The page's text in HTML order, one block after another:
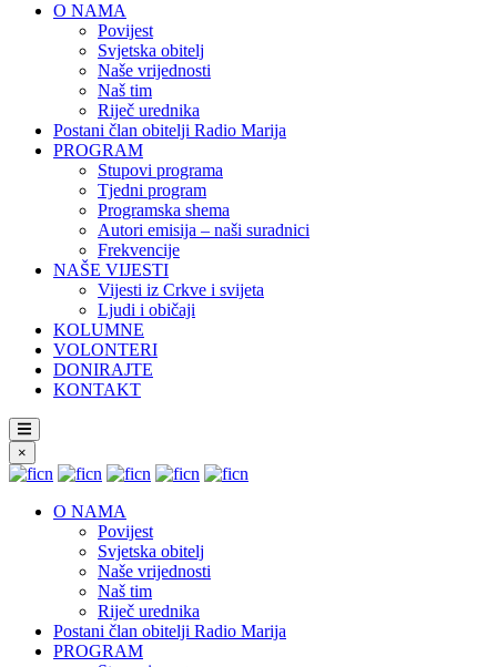
O NAMA
Povijest
Svjetska obitelj
Naše vrijednosti
Naš tim
Riječ urednika
Postani član obitelji Radio Marija
PROGRAM
Stupovi programa
Tjedni program
Programska shema
Autori emisija – naši suradnici
Frekvencije
NAŠE VIJESTI
Vijesti iz Crkve i svijeta
Ljudi i običaji
KOLUMNE
VOLONTERI
DONIRAJTE
KONTAKT
×
O NAMA
Povijest
Svjetska obitelj
Naše vrijednosti
Naš tim
Riječ urednika
Postani član obitelji Radio Marija
PROGRAM